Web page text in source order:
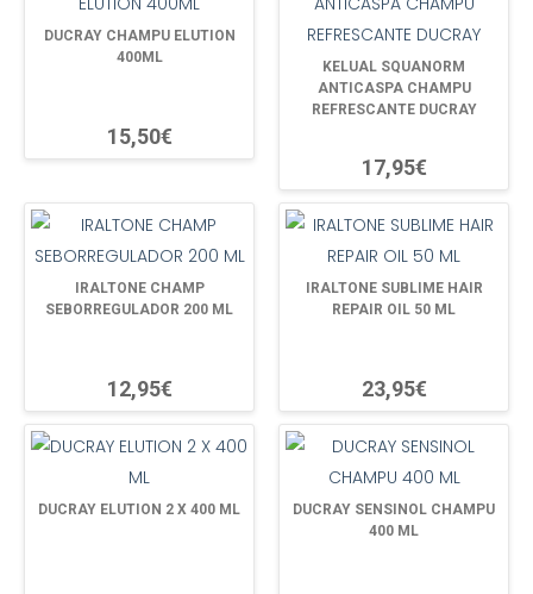
DUCRAY CHAMPU ELUTION
400ML
15,50€
KELUAL SQUANORM
ANTICASPA CHAMPU
REFRESCANTE DUCRAY
17,95€
IRALTONE CHAMP
SEBORREGULADOR 200 ML
12,95€
IRALTONE SUBLIME HAIR
REPAIR OIL 50 ML
23,95€
DUCRAY ELUTION 2 X 400 ML
DUCRAY SENSINOL CHAMPU
400 ML